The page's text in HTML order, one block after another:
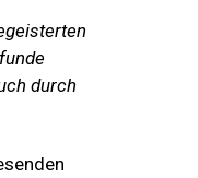
durch